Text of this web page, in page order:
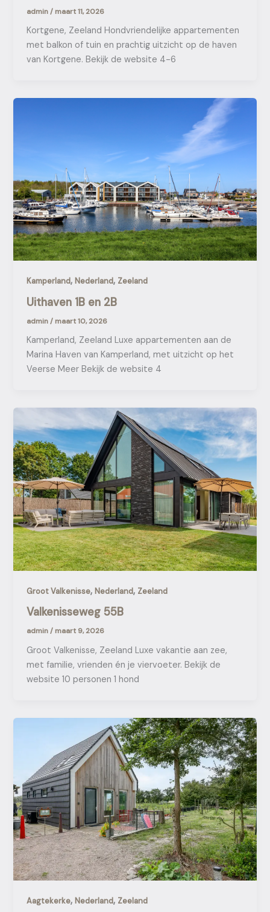
admin/ maart 11, 2026
Kortgene, Zeeland Hondvriendelijke appartementen
met balkon of tuin en prachtig uitzicht op de haven
van Kortgene. Bekijk de website 4-6
Kamperland,Nederland, Zeeland
Uithaven 1B en 2B
admin/ maart 10, 2026
Kamperland, Zeeland Luxe appartementen aan de
Marina Haven van Kamperland, met uitzicht op het
Veerse Meer Bekijk de website 4
Groot Valkenisse,Nederland, Zeeland
Valkenisseweg 55B
admin/ maart 9, 2026
Groot Valkenisse, Zeeland Luxe vakantie aan zee,
met familie, vrienden én je viervoeter. Bekijk de
website 10 personen 1 hond
Aagtekerke,Nederland, Zeeland